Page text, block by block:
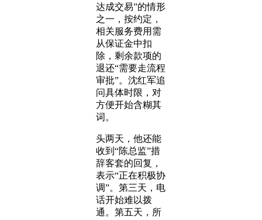
达成交易”的情形
之一，按约定，
相关服务费用需
从保证金中扣
除，剩余款项的
退还“需要走流程
审批”。沈红军追
问具体时限，对
方便开始含糊其
词。
头两天，他还能
收到“陈总监”措
辞客套的回复，
表示“正在积极协
调”。第三天，电
话开始难以拨
通。第五天，所